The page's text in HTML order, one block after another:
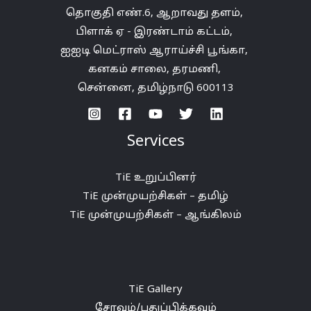
தொகுதி எண்.6, ஆறாவது தளம்,
பிளாக் ஏ - இரண்டாம் கட்டம்,
ஐஐடிமெட்ராஸ் ஆராய்ச்சி பூங்கா,
கனகம் சாலை, தரமணி,
சென்னை, தமிழ்நாடு 600113
Services
TiE உறுப்பினர்
TiE முன்முயற்சிகள் – தமிழ்
TiE முன்முயற்சிகள் – ஆங்கிலம்
TiE Gallery